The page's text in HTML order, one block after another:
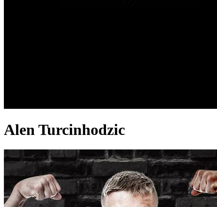
Alen Turcinhodzic